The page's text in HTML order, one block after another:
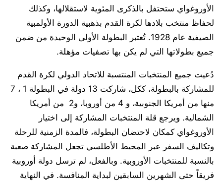
الأوروغواي ستحتفل بالذكرى المئوية لاستقلالها، وكذلك
لحفاظ منتخب بلادها لكرة القدم بذهبية الدورة الأولمبية
الصيفية عام 1928. تُعتبر البطولة الأولى الوحيدة من ضمن
جميع بطولاتها التي لم يكن بها تصفيات مؤهلة.
دُعيت جميع المنتخبات المنتسبة للاتحاد الدولي لكرة القدم
للمشاركة بالبطولة، ككل، شاركت 13 دولة في البطولة 1 ، 7
منها من أمريكا الجنوبية، و 4 من أوروبا، و2 من أمريكا
الشمالية. ويرجع قلة المنتخبات المشاركة إلى اختيار
الأوروغواي كمكان لاحتضان البطولة، فالمدة الزمنية للرحلة
وتكاليف السفر عبر المحيط الأطلسي تجعل المشاركة صعبة
بالنسبة للمنتخبات الأوروبية. وبالفعل، لم ترسل دولة أوروبية
فريقاً حتى الشهرين السابقين لبداية المنافسة. في النهاية